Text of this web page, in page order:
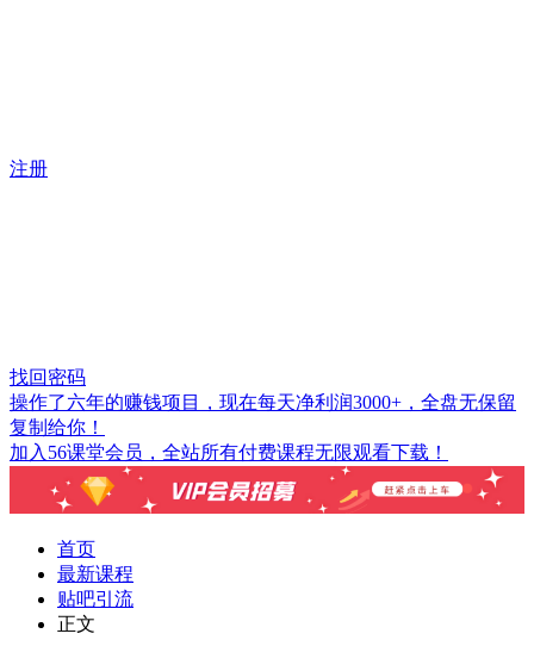
注册
找回密码
操作了六年的赚钱项目，现在每天净利润3000+，全盘无保留
复制给你！
加入56课堂会员，全站所有付费课程无限观看下载！
首页
最新课程
贴吧引流
正文